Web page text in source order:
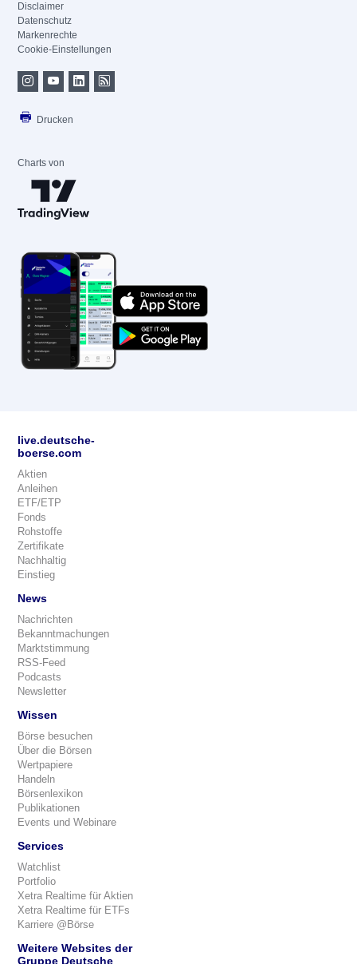
Disclaimer
Datenschutz
Markenrechte
Cookie-Einstellungen
Drucken
Charts von
live.deutsche-
boerse.com
Aktien
Anleihen
ETF/ETP
Fonds
Rohstoffe
Zertifikate
Nachhaltig
Einstieg
News
Nachrichten
Bekanntmachungen
Marktstimmung
RSS-Feed
Podcasts
Newsletter
Wissen
Börse besuchen
Über die Börsen
Wertpapiere
Handeln
Börsenlexikon
Publikationen
Events und Webinare
Services
Watchlist
Portfolio
Xetra Realtime für Aktien
Xetra Realtime für ETFs
Karriere @Börse
Weitere Websites der
Gruppe Deutsche